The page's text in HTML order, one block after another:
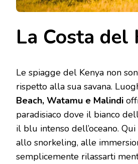
La Costa del
Le spiagge del Kenya non
rispetto alla sua savana.
Beach, Watamu e Malindi
paradisiaco dove il bianco
il blu intenso dell’oceano.
allo snorkeling, alle
semplicemente rilassarti